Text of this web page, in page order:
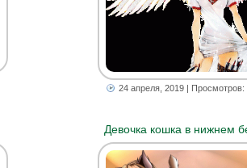
24 апреля, 2019 | Просмотров:
Девочка кошка в нижнем